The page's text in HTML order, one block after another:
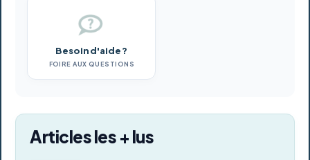
Besoin d'aide ?
FOIRE AUX QUESTIONS
Articles les + lus